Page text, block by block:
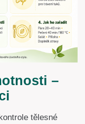
–
tělesné